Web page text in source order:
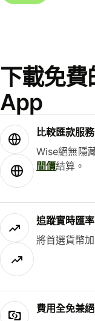
下載免
App
比較匯款服
Wise絕無隱
間價結算。
追蹤實時匯率
將首選貨幣
費用全免兼